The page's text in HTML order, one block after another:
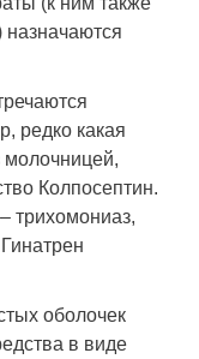
редко какая
Колпосептин.
трихомониаз,
оболочек
в виде